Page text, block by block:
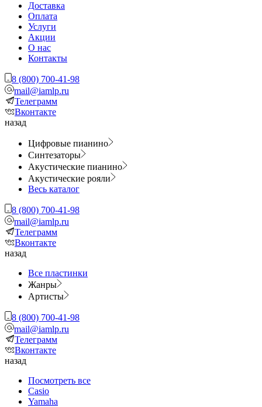
Доставка
Оплата
Услуги
Акции
О нас
Контакты
8 (800) 700-41-98
mail@iamlp.ru
Телеграмм
Вконтакте
назад
Цифровые пианино
Синтезаторы
Акустические пианино
Акустические рояли
Весь каталог
8 (800) 700-41-98
mail@iamlp.ru
Телеграмм
Вконтакте
назад
Все пластинки
Жанры
Артисты
8 (800) 700-41-98
mail@iamlp.ru
Телеграмм
Вконтакте
назад
Посмотреть все
Casio
Yamaha